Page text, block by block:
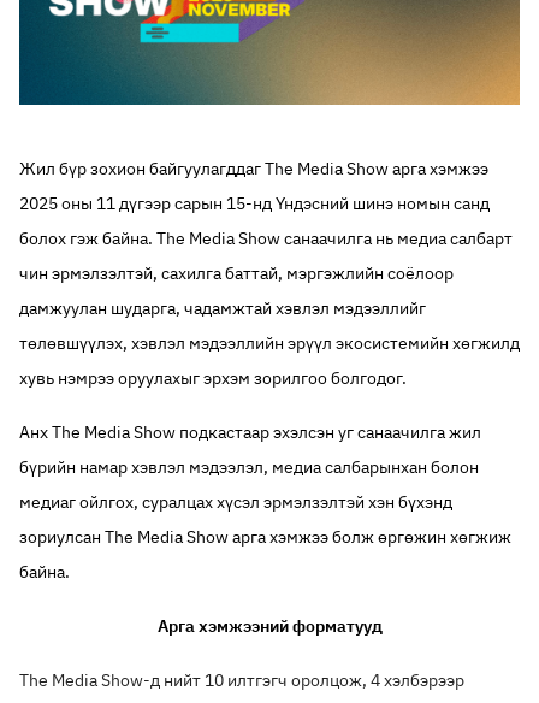
Жил бүр зохион байгуулагддаг The Media Show арга хэмжээ
2025 оны 11 дүгээр сарын 15-нд Үндэсний шинэ номын санд
болох гэж байна. The Media Show санаачилга нь медиа салбарт
чин эрмэлзэлтэй, сахилга баттай, мэргэжлийн соёлоор
дамжуулан шударга, чадамжтай хэвлэл мэдээллийг
төлөвшүүлэх, хэвлэл мэдээллийн эрүүл экосистемийн хөгжилд
хувь нэмрээ оруулахыг эрхэм зорилгоо болгодог.
Анх The Media Show подкастаар эхэлсэн уг санаачилга жил
бүрийн намар хэвлэл мэдээлэл, медиа салбарынхан болон
медиаг ойлгох, суралцах хүсэл эрмэлзэлтэй хэн бүхэнд
зориулсан The Media Show арга хэмжээ болж өргөжин хөгжиж
байна.
Арга хэмжээний форматууд
The Media Show-д нийт 10 илтгэгч оролцож, 4 хэлбэрээр